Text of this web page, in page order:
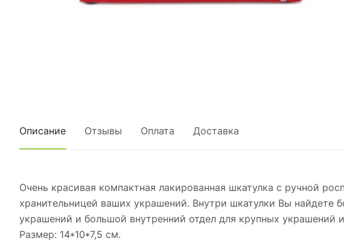
Описание Отзывы Оплата Доставка
Очень красивая компактная лакированная шкатулка с ручной
хранительницей ваших украшений. Внутри шкатулки Вы
украшений и большой внутренний отдел для крупных
Размер: 14*10*7,5 см.